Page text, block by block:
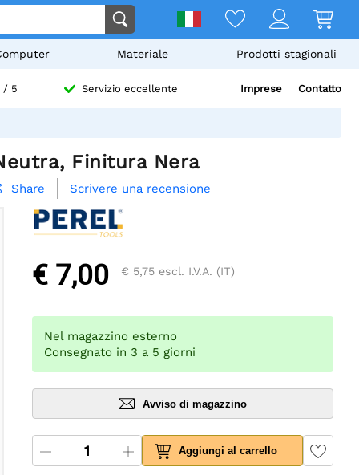
Materiale Prodotti stagionali
/ 5 Servizio eccellente Imprese Contatto
Finitura Nera
Share Scrivere una recensione
€ 7,00 € 5,75 escl. I.V.A. (IT)
Nel magazzino esterno
Consegnato in 3 a 5 giorni
Avviso di magazzino
Aggiungi al carrello